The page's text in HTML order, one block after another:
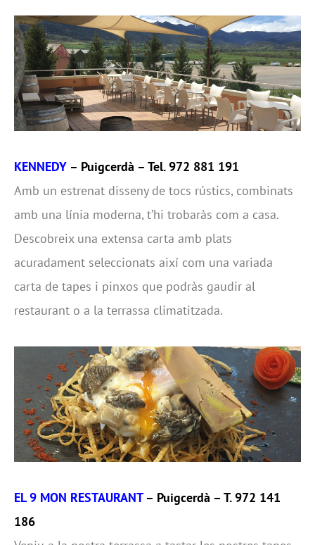
KENNEDY – Puigcerdà – Tel. 972 881 191
Amb un estrenat disseny de tocs rústics, combinats
amb una línia moderna, t’hi trobaràs com a casa.
Descobreix una extensa carta amb plats
acuradament seleccionats així com una variada
carta de tapes i pinxos que podràs gaudir al
restaurant o a la terrassa climatitzada.
EL 9 MON RESTAURANT– Puigcerdà – T. 972 141
186